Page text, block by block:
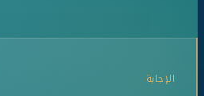
الإجابة